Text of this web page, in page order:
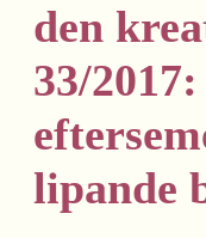
den
33/2017:
lipande